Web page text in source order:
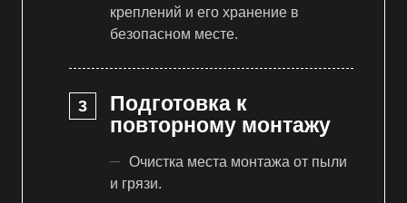
креплений и его хранение в
безопасном месте.
Подготовка к
повторному монтажу
Очистка места монтажа от пыли
и грязи.